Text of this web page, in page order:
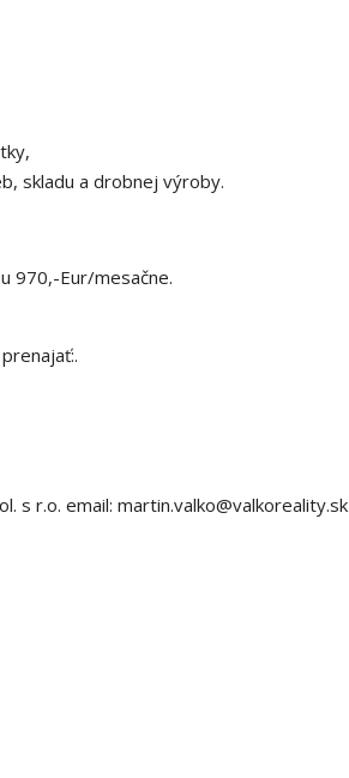
skladu a drobnej výroby.
970,-Eur/mesačne.
s r.o. email: martin.valko@valkoreality.sk